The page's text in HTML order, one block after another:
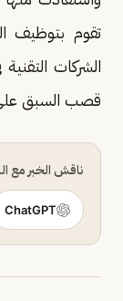
تقوم بتوظيف
الشركات
قصب السبق
ناقش الخبر مع
ChatGPT